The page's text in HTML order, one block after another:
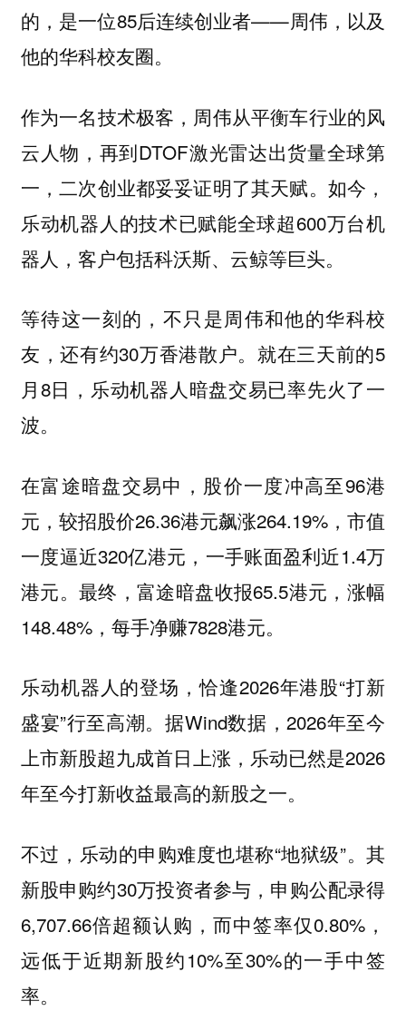
的，是一位85后连续创业者——周伟，以及
他的华科校友圈。
作为一名技术极客，周伟从平衡车行业的风
云人物，再到DTOF激光雷达出货量全球第
一，二次创业都妥妥证明了其天赋。如今，
乐动机器人的技术已赋能全球超600万台机
器人，客户包括科沃斯、云鲸等巨头。
等待这一刻的，不只是周伟和他的华科校
友，还有约30万香港散户。就在三天前的5
月8日，乐动机器人暗盘交易已率先火了一
波。
在富途暗盘交易中，股价一度冲高至96港
元，较招股价26.36港元飙涨264.19%，市值
一度逼近320亿港元，一手账面盈利近1.4万
港元。最终，富途暗盘收报65.5港元，涨幅
148.48%，每手净赚7828港元。
乐动机器人的登场，恰逢2026年港股“打新
盛宴”行至高潮。据Wind数据，2026年至今
上市新股超九成首日上涨，乐动已然是2026
年至今打新收益最高的新股之一。
不过，乐动的申购难度也堪称“地狱级”。其
新股申购约30万投资者参与，申购公配录得
6,707.66倍超额认购，而中签率仅0.80%，
远低于近期新股约10%至30%的一手中签
率。